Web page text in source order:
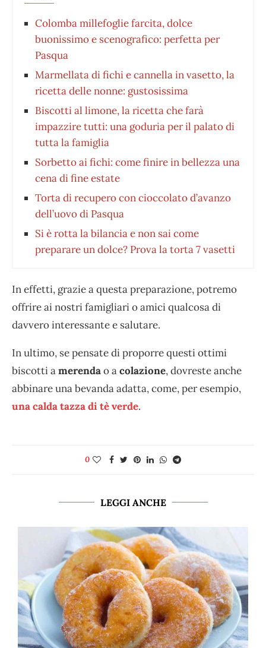
Colomba millefoglie farcita, dolce
buonissimo e scenografico: perfetta per
Pasqua
Marmellata di fichi e cannella in vasetto, la
ricetta delle nonne: gustosissima
Biscotti al limone, la ricetta che farà
impazzire tutti: una goduria per il palato di
tutta la famiglia
Sorbetto ai fichi: come finire in bellezza una
cena di fine estate
Torta di recupero con cioccolato d’avanzo
dell’uovo di Pasqua
Si è rotta la bilancia e non sai come
preparare un dolce? Prova la torta 7 vasetti
In effetti, grazie a questa preparazione, potremo
offrire ai nostri famigliari o amici qualcosa di
davvero interessante e salutare.
In ultimo, se pensate di proporre questi ottimi
biscotti amerendao acolazione, dovreste anche
abbinare una bevanda adatta, come, per esempio,
una calda tazza di tè verde.
0
LEGGI ANCHE